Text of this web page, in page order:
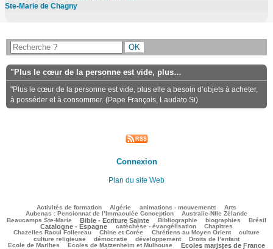
Ste-Marie de Chagny
"Plus le cœur de la personne est vide, plus…
"Plus le cœur de la personne est vide, plus elle a besoin d’objets à acheter,
à posséder et à consommer. (Pape François, Laudato Si)
Connexion
Plan du site Web
Activités de formation Algérie animations - mouvements Arts
Aubenas : Pensionnat de l’Immaculée Conception
48/3121 Australie-Nlle Zélande
83/3121
Beaucamps Ste-Marie
821/3121 Bible - Ecriture Sainte
82/3121 Bibliographie
566/3121 biographies
109/3121 Brésil
829/3121
Catalogne - Espagne catéchèse - évangélisation Chapitres
Chazelles Raoul Follereau
140/3121 Chine et Corée
216/3121 Chrétiens au Moyen Orient
469/3121 culture
45/3121
culture religieuse
démocratie développement Droits de l’enfant
Ecole de Marlhes
134/3121 Ecoles de Matzenheim et Mulhouse
902/3121 Ecoles maristes de France
226/3121